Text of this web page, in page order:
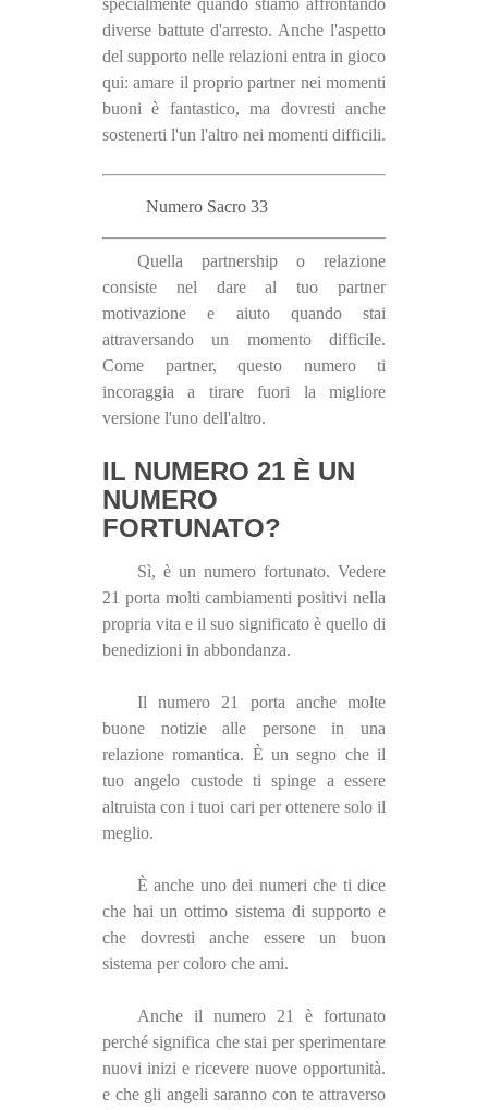
specialmente quando stiamo affrontando
diverse battute d'arresto. Anche l'aspetto
del supporto nelle relazioni entra in gioco
qui: amare il proprio partner nei momenti
buoni è fantastico, ma dovresti anche
sostenerti l'un l'altro nei momenti difficili.
Numero Sacro 33
Quella partnership o relazione
consiste nel dare al tuo partner
motivazione e aiuto quando stai
attraversando un momento difficile.
Come partner, questo numero ti
incoraggia a tirare fuori la migliore
versione l'uno dell'altro.
IL NUMERO 21 È UN
NUMERO
FORTUNATO?
Sì, è un numero fortunato. Vedere
21 porta molti cambiamenti positivi nella
propria vita e il suo significato è quello di
benedizioni in abbondanza.
Il numero 21 porta anche molte
buone notizie alle persone in una
relazione romantica. È un segno che il
tuo angelo custode ti spinge a essere
altruista con i tuoi cari per ottenere solo il
meglio.
È anche uno dei numeri che ti dice
che hai un ottimo sistema di supporto e
che dovresti anche essere un buon
sistema per coloro che ami.
Anche il numero 21 è fortunato
perché significa che stai per sperimentare
nuovi inizi e ricevere nuove opportunità.
e che gli angeli saranno con te attraverso